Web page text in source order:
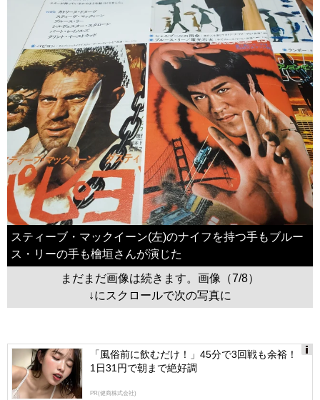
スティーブ・マックイーン(左)のナイフを持つ手もブルー
ス・リーの手も檜垣さんが演じた
まだまだ画像は続きます。画像（7/8）
↓にスクロールで次の写真に
「風俗前に飲むだけ！」45分で3回戦も余裕！
1日31円で朝まで絶好調
PR(健商株式会社)